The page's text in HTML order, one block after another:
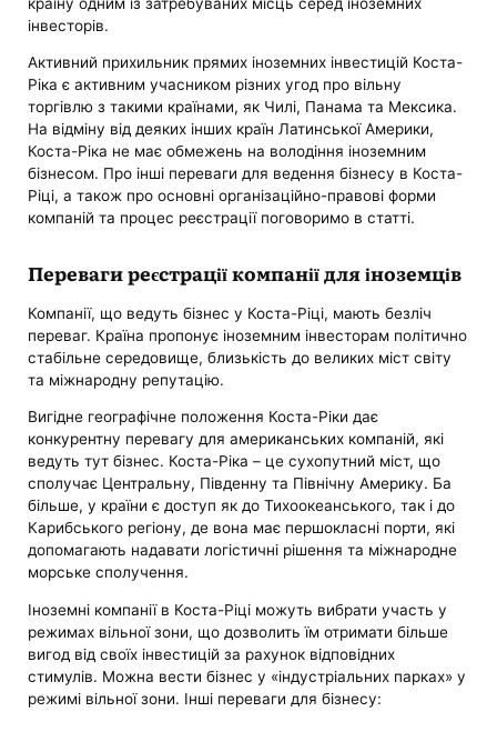
інвесторів.
Активний прихильник прямих іноземних інвестицій Коста-
Ріка є активним учасником різних угод про вільну
торгівлю з такими країнами, як Чилі, Панама та Мексика.
На відміну від деяких інших країн Латинської Америки,
Коста-Ріка не має обмежень на володіння іноземним
бізнесом. Про інші переваги для ведення бізнесу в Коста-
Ріці, а також про основні організаційно-правові форми
компаній та процес реєстрації поговоримо в статті.
Переваги реєстрації компанії для іноземців
Компанії, що ведуть бізнес у Коста-Ріці, мають безліч
переваг. Країна пропонує іноземним інвесторам політично
стабільне середовище, близькість до великих міст світу
та міжнародну репутацію.
Вигідне географічне положення Коста-Ріки дає
конкурентну перевагу для американських компаній, які
ведуть тут бізнес. Коста-Ріка – це сухопутний міст, що
сполучає Центральну, Південну та Північну Америку. Ба
більше, у країни є доступ як до Тихоокеанського, так і до
Карибського регіону, де вона має першокласні порти, які
допомагають надавати логістичні рішення та міжнародне
морське сполучення.
Іноземні компанії в Коста-Ріці можуть вибрати участь у
режимах вільної зони, що дозволить їм отримати більше
вигод від своїх інвестицій за рахунок відповідних
стимулів. Можна вести бізнес у «індустріальних парках» у
режимі вільної зони. Інші переваги для бізнесу: